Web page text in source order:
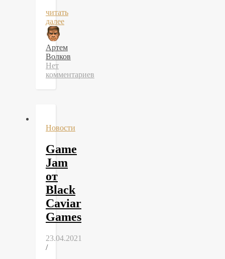
читать
далее
Артем
Волков
Нет
комментариев
Новости
Game
Jam
от
Black
Caviar
Games
23.04.2021
/